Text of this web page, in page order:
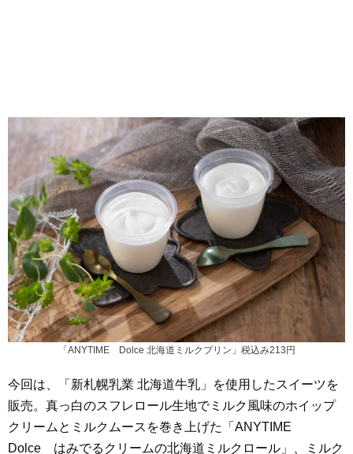
「ANYTIME Dolce 北海道ミルクプリン」税込み213円
今回は、「新札幌乳業 北海道牛乳」を使用したスイーツを
販売。真っ白のスフレロール生地でミルク風味のホイップ
クリームとミルクムースを巻き上げた「ANYTIME
Dolce はみでるクリームの北海道ミルクロール」、ミルク